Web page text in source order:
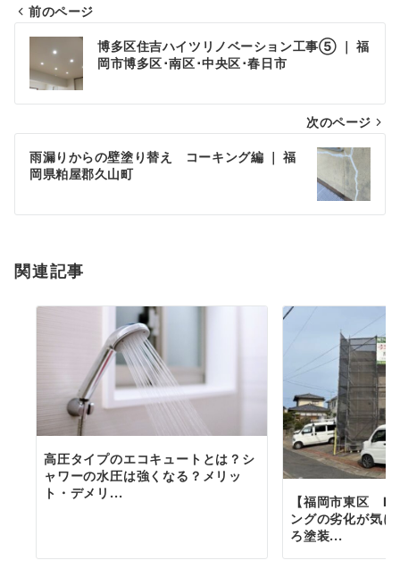
投
稿
ナ
ビ
ゲ
ー
シ
ン
前のページ
博多区住吉ハイツリノベーション工事⑤ ｜ 福
岡市博多区･南区･中央区･春日市
次のページ
雨漏りからの壁塗り替え コーキング編 ｜ 福
岡県粕屋郡久山町
関連記事
高圧タイプのエコキュートとは？シ
ャワーの水圧は強くなる？メリッ
ト・デメリ...
【福岡市東区 I
ングの劣化が気
ろ塗装...